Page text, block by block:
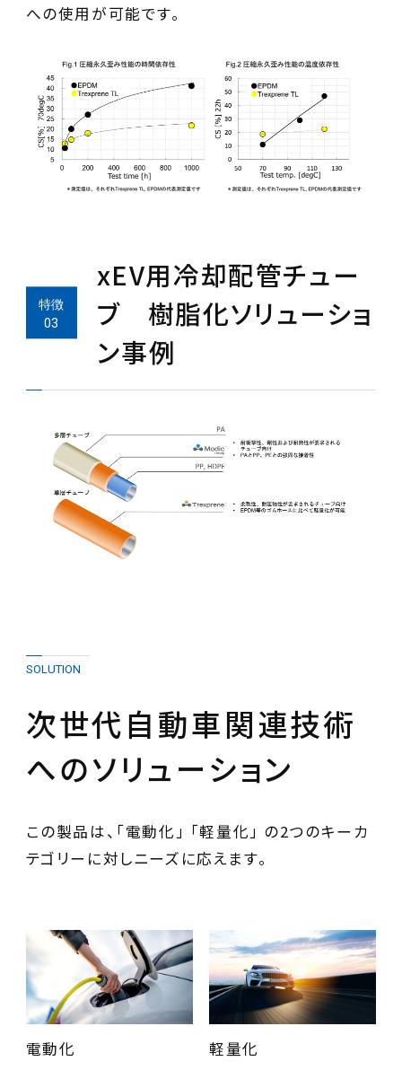
への使用が可能です。
xEV用冷却配管チュー
ブ 樹脂化ソリューショ
ン事例
SOLUTION
次世代自動車関連技術
へのソリューション
この製品は、「電動化」 「軽量化」 の2つのキーカ
テゴリーに対しニーズに応えます。
電動化 軽量化